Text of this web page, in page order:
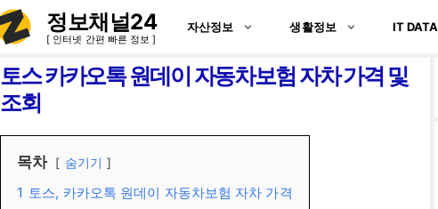
정보채널24
[ 인터넷 간편 빠른 정보 ]
자산정보 생활정보 IT DATA
토스 카카오톡 원데이 자동차보험 자차 가격 및
조회
목차 숨기기
1 토스, 카카오톡 원데이 자동차보험 자차 가격